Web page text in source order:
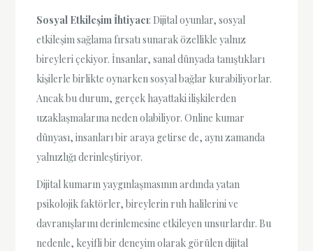
Sosyal Etkileşim İhtiyacı: Dijital oyunlar, sosyal
etkileşim sağlama fırsatı sunarak özellikle yalnız
bireyleri çekiyor. İnsanlar, sanal dünyada tanıştıkları
kişilerle birlikte oynarken sosyal bağlar kurabiliyorlar.
Ancak bu durum, gerçek hayattaki ilişkilerden
uzaklaşmalarına neden olabiliyor. Online kumar
dünyası, insanları bir araya getirse de, aynı zamanda
yalnızlığı derinleştiriyor.
Dijital kumarın yaygınlaşmasının ardında yatan
psikolojik faktörler, bireylerin ruh halilerini ve
davranışlarını derinlemesine etkileyen unsurlardır. Bu
nedenle, keyifli bir deneyim olarak görülen dijital